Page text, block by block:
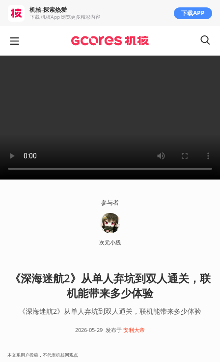
参与者
次元小残
《深海迷航2》从单人弃坑到双人通关，联
机能带来多少体验
《深海迷航2》从单人弃坑到双人通关，联机能带来多少体验
2026-05-29 发布于 安利大帝
本文系用户投稿，不代表机核网观点
机核-探索热爱
下载 机核App 浏览更多精彩内容 下载APP